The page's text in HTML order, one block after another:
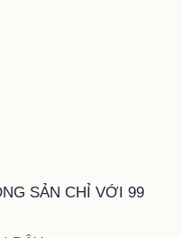
SẢN CHỈ VỚI 99